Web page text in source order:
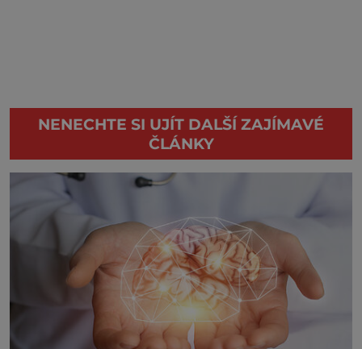
NENECHTE SI UJÍT DALŠÍ ZAJÍMAVÉ
ČLÁNKY